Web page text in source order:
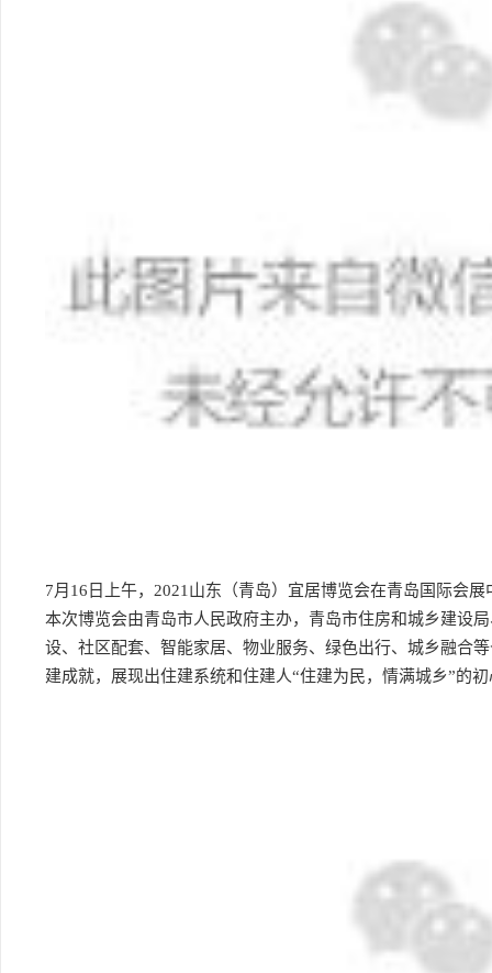
7月16日上午，2021山东（青岛）宜居博览会在青岛国际会展
本次博览会由青岛市人民政府主办，青岛市住房和城乡建设
设、社区配套、智能家居、物业服务、绿色出行、城乡融合
建成就，展现出住建系统和住建人“住建为民，情满城乡”的